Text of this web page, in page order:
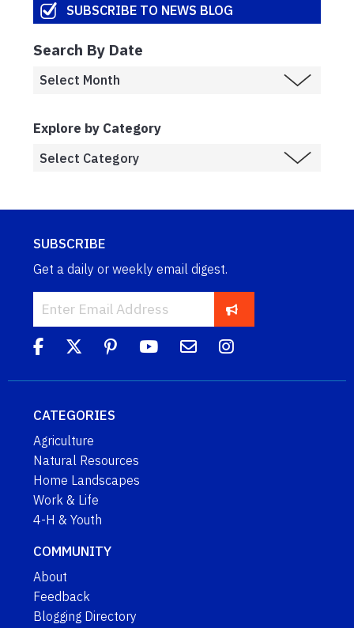
SUBSCRIBE TO NEWS BLOG
Search By Date
Explore by Category
SUBSCRIBE
Get a daily or weekly email digest.
CATEGORIES
Agriculture
Natural Resources
Home Landscapes
Work & Life
4-H & Youth
COMMUNITY
About
Feedback
Blogging Directory